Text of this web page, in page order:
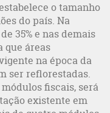
o tamanho
do país. Na
35% e nas demais
que áreas
na época da
ser reflorestadas.
fiscais, será
existente em